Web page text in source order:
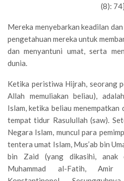
(8): 74]
Mereka menyebarkan keadilan
pengetahuan mereka untuk
dan menyantuni umat, serta
dunia.
Ketika peristiwa Hijrah, seorang
Allah memuliakan beliau),
Islam, ketika beliau
tempat tidur Rasulullah (saw).
Negara Islam, muncul para
tentera umat Islam, Mus’ab bin
bin Zaid (yang dikasihi, anak
Muhammad al-Fatih,